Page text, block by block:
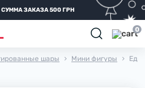
ЗАКАЗА 500 ГРН
0
шары Мини фигуры